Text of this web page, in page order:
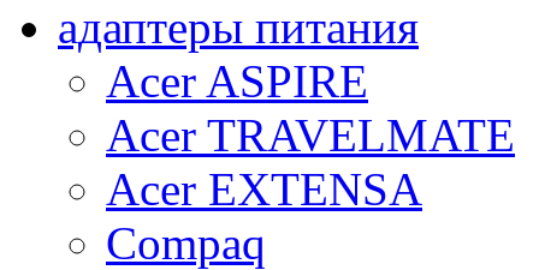
адаптеры питания
Acer ASPIRE
Acer TRAVELMATE
Acer EXTENSA
Compaq